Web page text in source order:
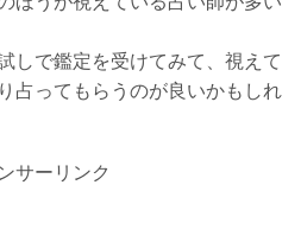
しで鑑定を受けてみて、視えて
占ってもらうのが良いかもしれ
サーリンク